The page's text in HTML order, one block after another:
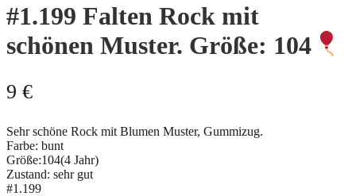
#1.199 Falten Rock mit
schönen Muster. Größe: 104
9 €
Sehr schöne Rock mit Blumen Muster, Gummizug.
Farbe: bunt
Größe:104(4 Jahr)
Zustand: sehr gut
#1.199